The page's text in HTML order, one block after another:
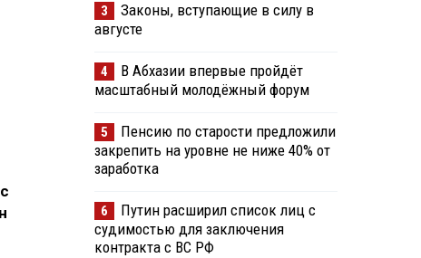
3
Законы, вступающие в силу в
августе
4
В Абхазии впервые пройдёт
масштабный молодёжный форум
5
Пенсию по старости предложили
закрепить на уровне не ниже 40% от
заработка
6
Путин расширил список лиц с
судимостью для заключения
контракта с ВС РФ